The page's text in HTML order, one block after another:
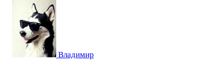
Владимир